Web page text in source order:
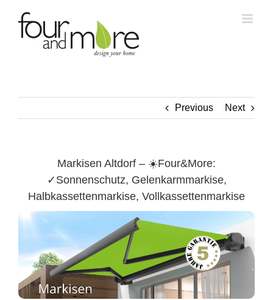
content
Previous Next
Markisen Altdorf – ☀️Four&More:
✓Sonnenschutz, Gelenkarmmarkise,
Halbkassettenmarkise, Vollkassettenmarkise